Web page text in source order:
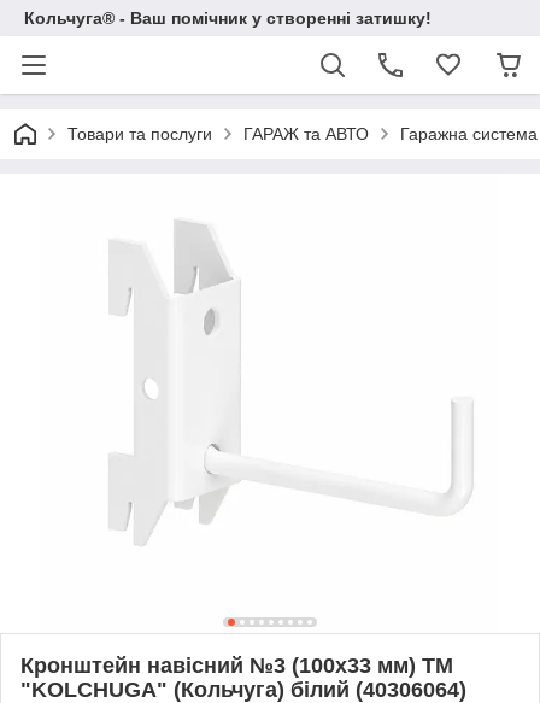
Кольчуга® - Ваш помічник у створенні затишку!
Товари та послуги ГАРАЖ та АВТО Гаражна система
Кронштейн навісний №3 (100х33 мм) ТМ
"KOLCHUGA" (Кольчуга) білий (40306064)